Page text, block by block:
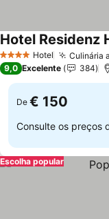
4 EstrelasHotel Culinária
Hotel Residenz
9,0 Excelente 384
De € 150
Consulte os preços
Escolha popular